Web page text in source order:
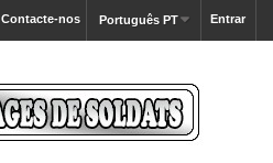
Entrar
Português PT
Contacte-nos